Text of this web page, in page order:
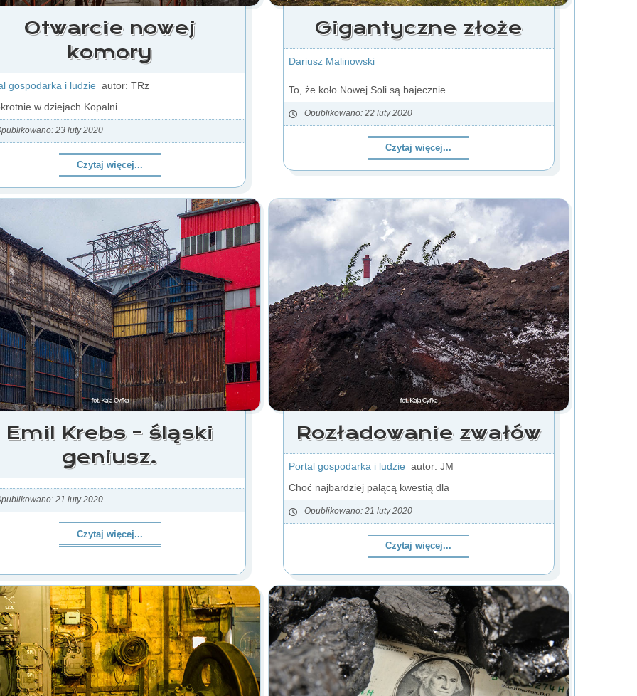
Otwarcie nowej
komory
gospodarka i ludzie autor: TRz
w dziejach Kopalni
23 luty 2020
Czytaj więcej...
Gigantyczne złoże
Dariusz Malinowski
To, że koło Nowej Soli są bajecznie
Opublikowano: 22 luty 2020
Czytaj więcej...
Emil Krebs – śląski
geniusz.
21 luty 2020
Czytaj więcej...
Rozładowanie zwałów
Portal gospodarka i ludzie autor: JM
Choć najbardziej palącą kwestią dla
Opublikowano: 21 luty 2020
Czytaj więcej...